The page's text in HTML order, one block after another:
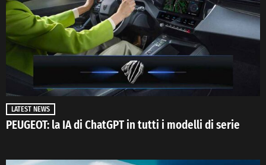
LATEST NEWS
PEUGEOT: la IA di ChatGPT in tutti i modelli di serie